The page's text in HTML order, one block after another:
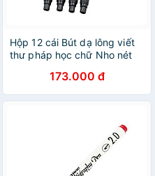
Hộp 12 cái Bút dạ lông viết
thư pháp học chữ Nho nét
173.000 đ